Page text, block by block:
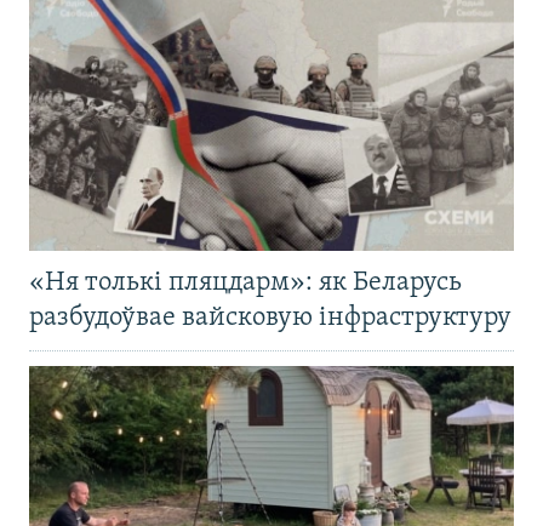
«Ня толькі пляцдарм»: як Беларусь
разбудоўвае вайсковую інфраструктуру